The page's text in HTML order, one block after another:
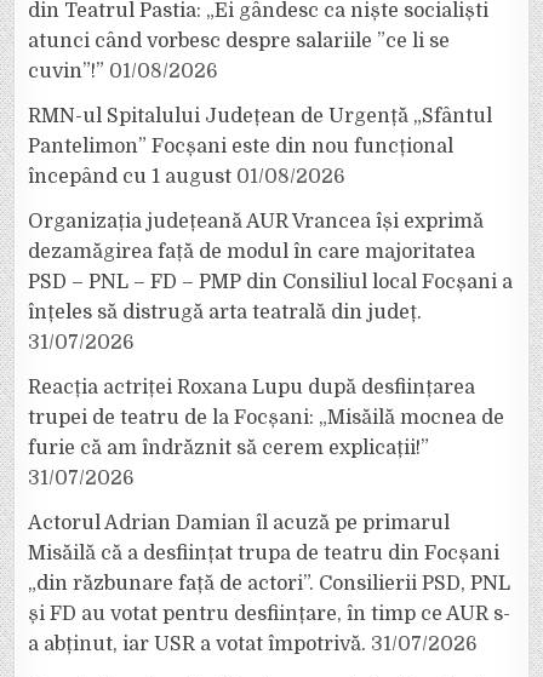
din Teatrul Pastia: „Ei gândesc ca niște socialiști
atunci când vorbesc despre salariile ”ce li se
cuvin”!” 01/08/2026
RMN-ul Spitalului Județean de Urgență „Sfântul
Pantelimon” Focșani este din nou funcțional
începând cu 1 august 01/08/2026
Organizația județeană AUR Vrancea își exprimă
dezamăgirea față de modul în care majoritatea
PSD – PNL – FD – PMP din Consiliul local Focșani a
înțeles să distrugă arta teatrală din județ.
31/07/2026
Reacția actriței Roxana Lupu după desființarea
trupei de teatru de la Focșani: „Misăilă mocnea de
furie că am îndrăznit să cerem explicații!”
31/07/2026
Actorul Adrian Damian îl acuză pe primarul
Misăilă că a desființat trupa de teatru din Focșani
„din răzbunare față de actori”. Consilierii PSD, PNL
și FD au votat pentru desființare, în timp ce AUR s-
a abținut, iar USR a votat împotrivă. 31/07/2026